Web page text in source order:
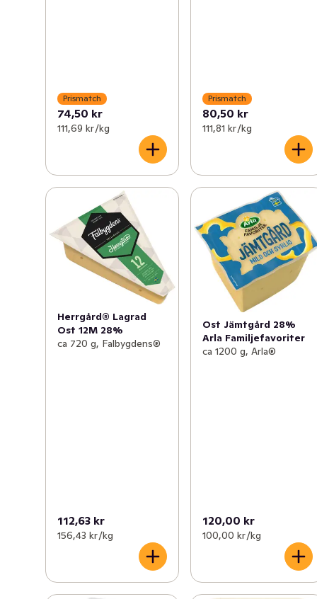
Prismatch
74,50 kr
111,69 kr /kg
Prismatch
80,50 kr
111,81 kr /kg
Herrgård® Lagrad
Ost 12M 28%
ca 720 g, Falbygdens®
112,63 kr
156,43 kr /kg
Ost Jämtgård 28%
Arla Familjefavoriter
ca 1200 g, Arla®
120,00 kr
100,00 kr /kg